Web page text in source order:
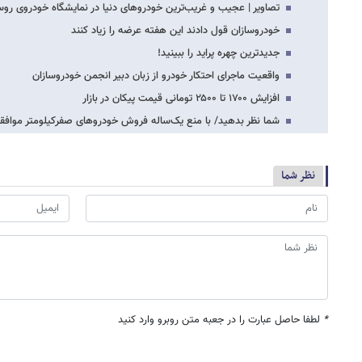
تصاویر | عجیب و غریب‌ترین خودروهای دنیا در نمایشگاه خودروی
خودروسازان قول دادند این هفته عرضه را زیاد کنند
جدیدترین چهره پراید را ببینید!
واقعیت ماجرای احتکار خودرو از زبان دبیر انجمن خودروسازان
افزایش ۱۷۰۰ تا ۲۵۰۰ تومانی قیمت پیکان در بازار
شما نظر بدهید/ با منع یک‌ساله فروش خودروهای صفرکیلومتر
نظر شما
* لطفا حاصل عبارت را در جعبه متن روبرو وارد کنید